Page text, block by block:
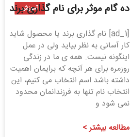
آموزش
ده گام موثر برای نام گذاری برند
[ad_1] نام گذاری برند یا محصول شاید
کار آسانی به نظر بیاید ولی در عمل
اینگونه نیست. همه ­ی ما در زندگی
روزمره برای هر آنچه که برایمان اهمیت
داشته باشد اسم انتخاب می کنیم، این
انتخاب نام تنها به فرزندانمان محدود
نمی شود و
مطالعه بیشتر >